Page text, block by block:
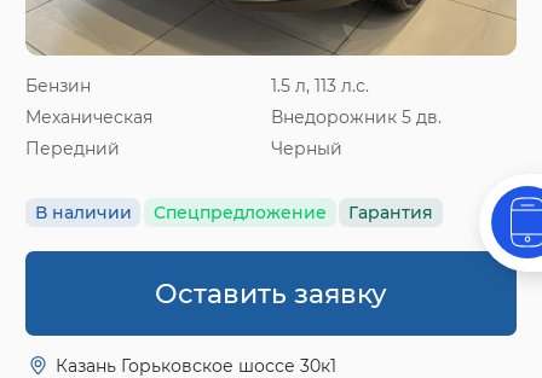
Бензин
1.5 л, 113 л.с.
Механическая
Внедорожник 5 дв.
Передний
Черный
В наличии Спецпредложение Гарантия
Оставить заявку
Казань Горьковское шоссе 30к1